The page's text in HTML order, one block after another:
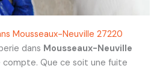
Mousseaux-Neuville 27220
dans Mousseaux-Neuville
compte. Que ce soit une fuite